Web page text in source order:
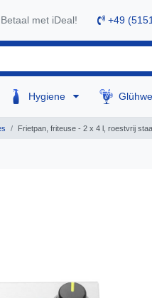
Betaal met iDeal! +49
Hygiene
Frietpan, friteuse - 2 x 4 l, roestvrij